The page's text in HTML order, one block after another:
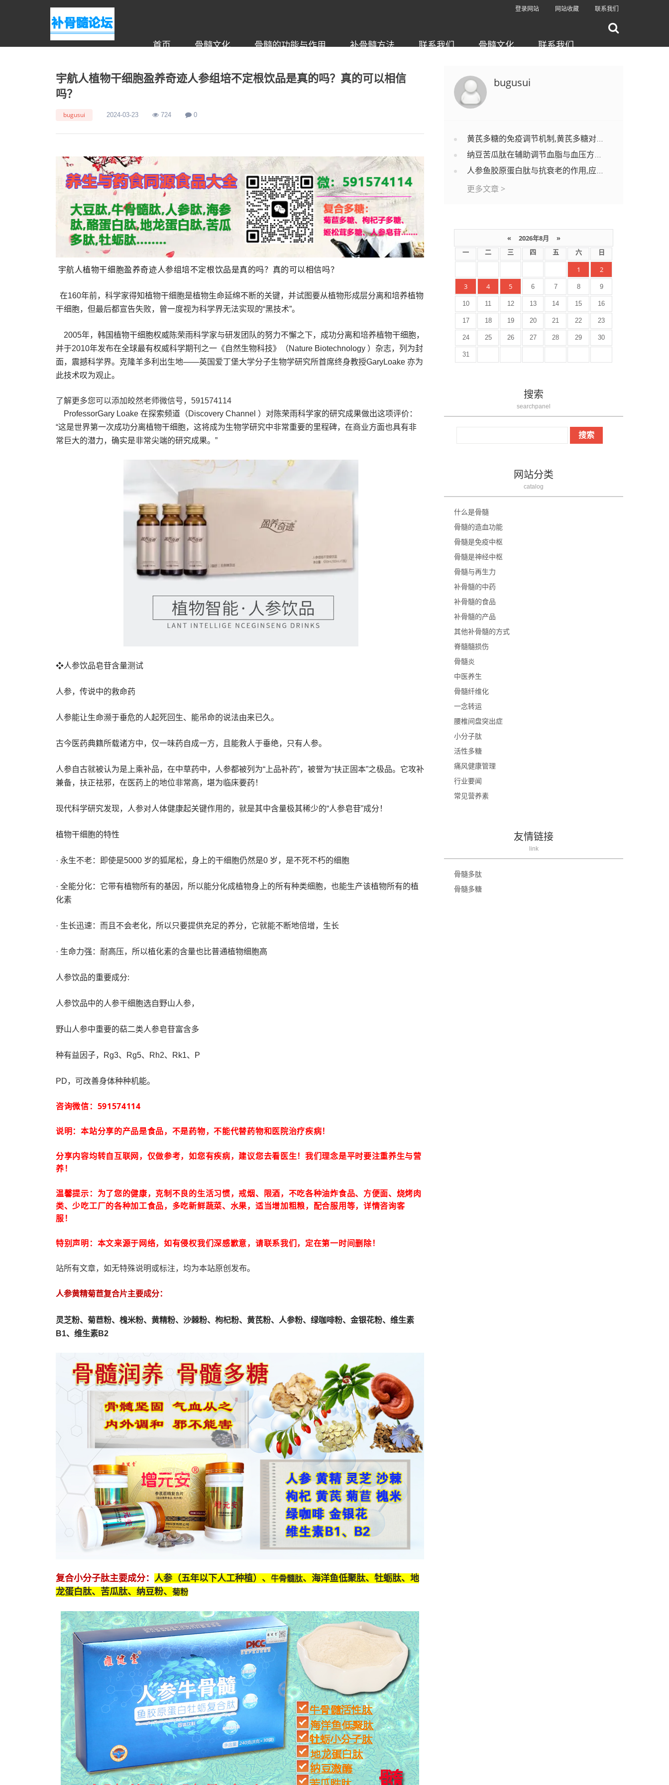
登录网站 网站收藏 联系我们
首页 骨髓文化 骨髓的功能与作用 补骨髓方法 联系我们 骨髓文化 联系我们
宇航人植物干细胞盈养奇迹人参组培不定根饮品是真的吗？真的可以相信
吗？
bugusui 2024-03-23 724 0
宇航人植物干细胞盈养奇迹人参组培不定根饮品是真的吗？真的可以相信吗？
在160年前，科学家得知植物干细胞是植物生命延绵不断的关键，并试图要从植物形成层分离和培养植物
干细胞，但最后都宣告失败，曾一度视为科学界无法实现的“黑技术”。
2005年，韩国植物干细胞权威陈荣雨科学家与研发团队的努力不懈之下，成功分离和培养植物干细胞，
并于2010年发布在全球最有权威科学期刊之一《自然生物科技》（Nature Biotechnology ）杂志，列为封
面，震撼科学界。克隆羊多利出生地――英国爱丁堡大学分子生物学研究所首席终身教授GaryLoake 亦为
此技术叹为观止。
了解更多您可以添加皎然老师微信号，591574114
ProfessorGary Loake 在探索频道（Discovery Channel ）对陈荣雨科学家的研究成果做出这项评价：
“这是世界第一次成功分离植物干细胞，这将成为生物学研究中非常重要的里程碑，在商业方面也具有非
常巨大的潜力，确实是非常尖端的研究成果。”
❖人参饮品皂苷含量测试
人参，传说中的救命药
人参能让生命濒于垂危的人起死回生、能吊命的说法由来已久。
古今医药典籍所载诸方中，仅一味药自成一方，且能救人于垂绝，只有人参。
人参自古就被认为是上乘补品，在中草药中，人参都被列为“上品补药”，被誉为“扶正固本”之极品。它攻补
兼备，扶正祛邪，在医药上的地位非常高，堪为临床要药！
现代科学研究发现，人参对人体健康起关键作用的，就是其中含量极其稀少的“人参皂苷”成分！
植物干细胞的特性
· 永生不老：即使是5000 岁的狐尾松，身上的干细胞仍然是0 岁，是不死不朽的细胞
· 全能分化：它带有植物所有的基因，所以能分化成植物身上的所有种类细胞，也能生产该植物所有的植
化素
· 生长迅速：而且不会老化，所以只要提供充足的养分，它就能不断地倍增，生长
· 生命力强：耐高压，所以植化素的含量也比普通植物细胞高
人参饮品的重要成分:
人参饮品中的人参干细胞选自野山人参，
野山人参中重要的萜二类人参皂苷富含多
种有益因子，Rg3、Rg5、Rh2、Rk1、P
PD，可改善身体种种机能。
咨询微信：591574114
说明：本站分享的产品是食品，不是药物，不能代替药物和医院治疗疾病！
分享内容均转自互联网，仅做参考，如您有疾病，建议您去看医生！我们理念是平时要注重养生与营
养！
温馨提示：为了您的健康，克制不良的生活习惯，戒烟、限酒，不吃各种油炸食品、方便面、烧烤肉
类、少吃工厂的各种加工食品，多吃新鲜蔬菜、水果，适当增加粗粮，配合服用等，详情咨询客
服！
特别声明：本文来源于网络，如有侵权我们深感歉意，请联系我们，定在第一时间删除！
站所有文章，如无特殊说明或标注，均为本站原创发布。
人参黄精菊苣复合片主要成分：
灵芝粉、 菊苣粉、 槐米粉、 黄精粉、沙棘粉、枸杞粉、黄芪粉、人参粉、绿咖啡粉、金银花粉、维生素
B1、维生素B2
复合小分子肽主要成分： 人参（五年以下人工种植）、 牛骨髓肽、海洋鱼低聚肽、牡蛎肽、 地
龙蛋白肽、苦瓜肽、纳豆粉、 菊粉
bugusui
黄芪多糖的免疫调节机制,黄芪多糖对调节免疫功能有效果吗？
纳豆苦瓜肽在辅助调节血脂与血压方面的应用分析
人参鱼胶原蛋白肽与抗衰老的作用,应用效果怎么样？
更多文章 >
« 2026年8月 »
一 二 三 四 五 六 日
1
2
3
4 5 6 7 8 9
10 11 12 13 14 15 16
17 18 19 20 21 22 23
24 25 26 27 28 29 30
31
搜索
searchpanel
网站分类
catalog
什么是骨髓
骨髓的造血功能
骨髓是免疫中枢
骨髓是神经中枢
骨髓与再生力
补骨髓的中药
补骨髓的食品
补骨髓的产品
其他补骨髓的方式
脊髓髓损伤
骨髓炎
中医养生
骨髓纤维化
一念转运
腰椎间盘突出症
小分子肽
活性多糖
痛风健康管理
行业要闻
常见营养素
友情链接
link
骨髓多肽
骨髓多糖